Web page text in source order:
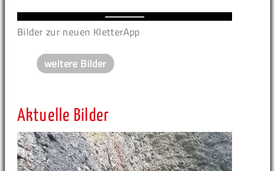
Bilder zur neuen KletterApp
weitere Bilder
Aktuelle Bilder